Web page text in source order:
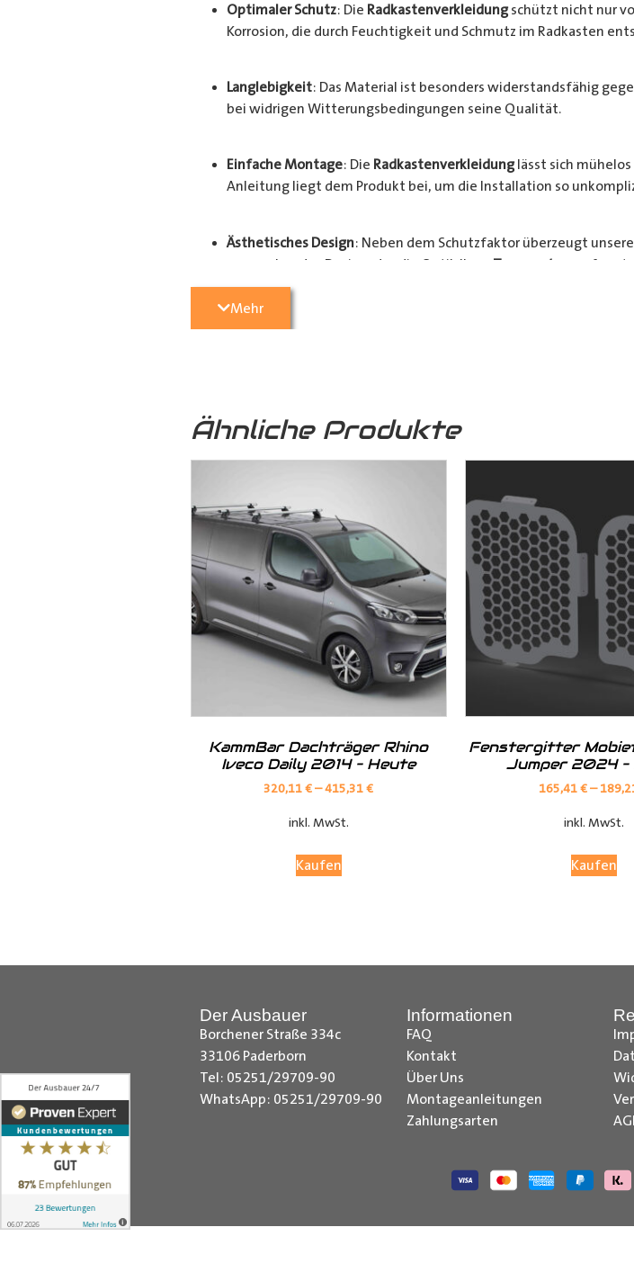
Optimaler Schutz: Die Radkastenverkleidungschützt nicht nur
Korrosion, die durch Feuchtigkeit und Schmutz im Radkasten
Langlebigkeit: Das Material ist besonders widerstandsfähig
bei widrigen Witterungsbedingungen seine Qualität.
Einfache Montage: Die Radkastenverkleidunglässt sich
Anleitung liegt dem Produkt bei, um die Installation so
Ästhetisches Design: Neben dem Schutzfaktor überzeugt
ansprechendes Design, das die Optik Ihres Transporters
· Kunststoff der Radkastenkontur angepasst
· Metall mit Ablagefach
· Metall mit Ablagefach und Holzschutz zum Laderaum
· Siebdruck in braun oder grau
Sprinter Radkastenschutz, Maxus e-deliver 3 Radkastenschutz,
Nissan NV200 Radkastenschutz, Nissan NV250 Radkastenschutz,
Radkastenschutz, Opel Combo Radkastenschutz , Opel Vivaro
Radkastenschutz, Peugeot Expert Radkastenschutz, Peugeot Boxer
Kangoo Radkastenschutz, Renault Trafic Radkastenschutz, Renault
Toyota Proace City Radkastenschutz, VW Caddy Cargo
Mehr
Ähnliche Produkte
KammBar Dachträger Rhino
Iveco Daily 2014 – Heute
320,11€–415,31€
inkl. MwSt.
Kaufen
Fenstergitter
Jumper 2024 –
165,41€–
inkl. MwSt.
Kaufen
Der Ausbauer
Borchener Straße 334c
33106 Paderborn
Tel: 05251/29709-90
WhatsApp: 05251/29709-90
Informationen
FAQ
Kontakt
Über Uns
Montageanleitungen
Zahlungsarten